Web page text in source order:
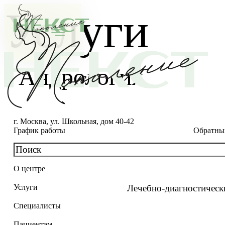
г. Москва, ул. Школьная, дом 40-42
График работы
О центре
Услуги
Специалисты
Услуги
Андрология
Лечебно-